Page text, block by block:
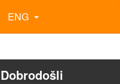
ENG
Dobrodošli